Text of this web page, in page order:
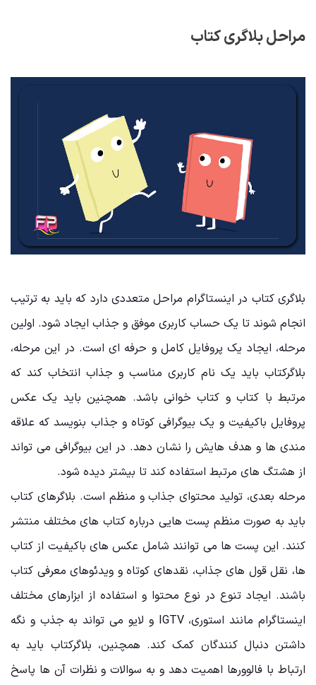
مراحل بلاگری کتاب
بلاگری کتاب در اینستاگرام مراحل متعددی دارد که باید به ترتیب
انجام شوند تا یک حساب کاربری موفق و جذاب ایجاد شود. اولین
مرحله، ایجاد یک پروفایل کامل و حرفه ‌ای است. در این مرحله،
بلاگرکتاب باید یک نام کاربری مناسب و جذاب انتخاب کند که
مرتبط با کتاب و کتاب‌ خوانی باشد. همچنین باید یک عکس
پروفایل باکیفیت و یک بیوگرافی کوتاه و جذاب بنویسد که علاقه
‌مندی ‌ها و هدف ‌هایش را نشان دهد. در این بیوگرافی می ‌تواند
از هشتگ ‌های مرتبط استفاده کند تا بیشتر دیده شود.
مرحله بعدی، تولید محتوای جذاب و منظم است. بلاگرهای کتاب
باید به صورت منظم پست‌ هایی درباره کتاب‌ های مختلف منتشر
کنند. این پست‌ ها می ‌توانند شامل عکس‌ های باکیفیت از کتاب
‌ها، نقل ‌قول‌ های جذاب، نقدهای کوتاه و ویدئوهای معرفی کتاب
باشند. ایجاد تنوع در نوع محتوا و استفاده از ابزارهای مختلف
اینستاگرام مانند استوری، IGTV و لایو می‌ تواند به جذب و نگه
‌داشتن دنبال ‌کنندگان کمک کند. همچنین، بلاگرکتاب باید به
ارتباط با فالوورها اهمیت دهد و به سوالات و نظرات آن ‌ها پاسخ